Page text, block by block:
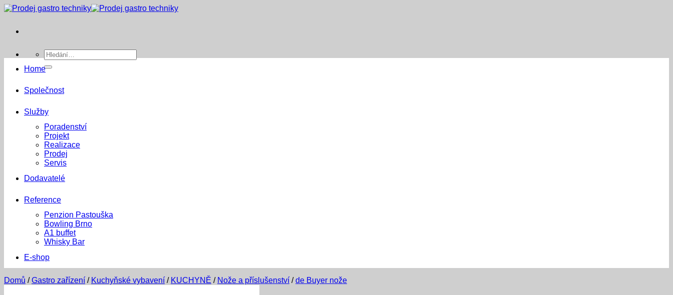
Přeskočit
Hledat:
Home
Společnost
Služby
Poradenství
Projekt
Realizace
Prodej
Servis
Dodavatelé
Reference
Penzion Pastouška
Bowling Brno
A1 buffet
Whisky Bar
E-shop
Domů / Gastro zařízení / Kuchyňské vybavení / KUCHYNĚ / Nože a příslušenství / de Buyer nože